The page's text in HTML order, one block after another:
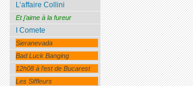
L’affaire Collini
Et j’aime à la fureur
I Comete
Sieranevada
Bad Luck Banging
12h08 à l’est de Bucarest
Les Siffleurs